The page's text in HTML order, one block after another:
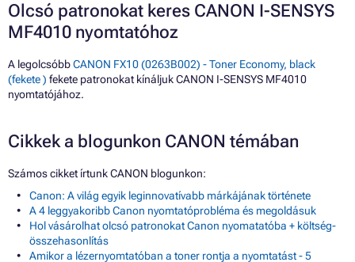
Olcsó patronokat keres CANON I-SENSYS
MF4010 nyomtatóhoz
A legolcsóbbCANON FX10 (0263B002) - Toner Economy, black
(fekete ) fekete patronokat kínáljuk CANON I-SENSYS MF4010
nyomtatójához.
Cikkek a blogunkon CANON témában
Számos cikket írtunk CANON blogunkon:
Canon: A világ egyik leginnovatívabb márkájának története
A 4 leggyakoribb Canon nyomtatóprobléma és megoldásuk
Hol vásárolhat olcsó patronokat Canon nyomatatóba + költség-
összehasonlítás
Amikor a lézernyomtatóban a toner rontja a nyomtatást - 5